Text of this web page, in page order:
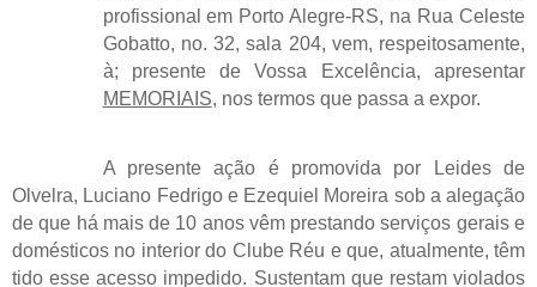
profissional em Porto Alegre-RS, na Rua Celeste
Gobatto, no. 32, sala 204, vem, respeitosamente,
à; presente de Vossa Excelência, apresentar
MEMORIAIS, nos termos que passa a expor.
A presente ação é promovida por Leides de
Olvelra, Luciano Fedrigo e Ezequiel Moreira sob a alegação
de que há mais de 10 anos vêm prestando serviços gerais e
domésticos no interior do Clube Réu e que, atualmente, têm
tido esse acesso impedido. Sustentam que restam violados